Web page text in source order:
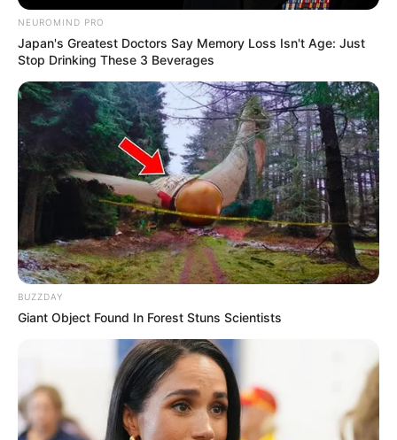
NEUROMIND PRO
Japan's Greatest Doctors Say Memory Loss Isn't Age: Just
Stop Drinking These 3 Beverages
BUZZDAY
Giant Object Found In Forest Stuns Scientists